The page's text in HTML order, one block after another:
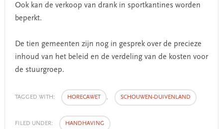
Ook kan de verkoop van drank in sportkantines worden
beperkt.
De tien gemeenten zijn nog in gesprek over de precieze
inhoud van het beleid en de verdeling van de kosten voor
de stuurgroep.
TAGGED WITH: HORECAWET , SCHOUWEN-DUIVENLAND
FILED UNDER: HANDHAVING